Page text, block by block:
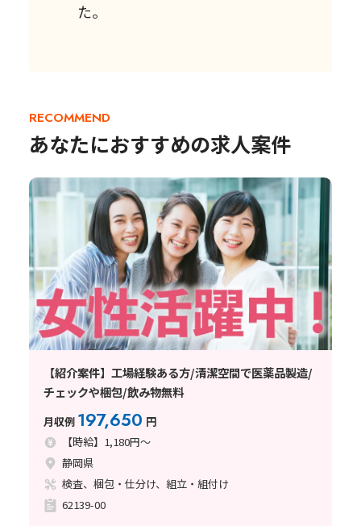
た。
RECOMMEND
あなたにおすすめの求人案件
【紹介案件】工場経験ある方/清潔空間で医薬品製造/
チェックや梱包/飲み物無料
月収例 197,650 円
【時給】1,180円～
静岡県
検査、梱包・仕分け、組立・組付け
62139-00